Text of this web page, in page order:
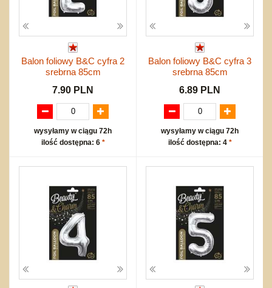
Balon foliowy B&C cyfra 2
srebrna 85cm
7.90 PLN
wysyłamy w ciągu 72h
ilość dostępna: 6 *
Balon foliowy B&C cyfra 3
srebrna 85cm
6.89 PLN
wysyłamy w ciągu 72h
ilość dostępna: 4 *